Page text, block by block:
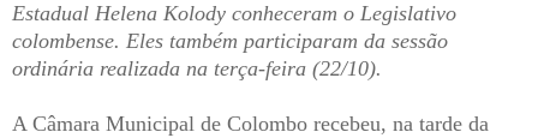
Estadual Helena Kolody conheceram o Legislativo
colombense. Eles também participaram da sessão
ordinária realizada na terça-feira (22/10).
A Câmara Municipal de Colombo recebeu, na tarde da